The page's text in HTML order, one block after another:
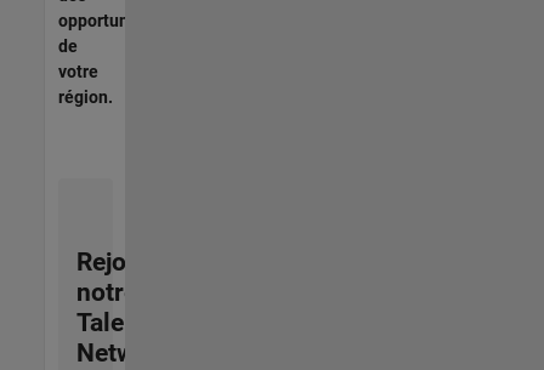
opportunités
de
votre
région.
Rejoignez
notre
Talent
Network